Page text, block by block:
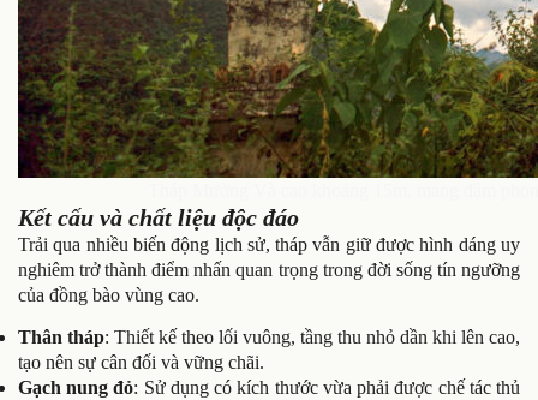
Kết cấu và chất liệu độc đáo
Trải qua nhiều biến động lịch sử, tháp vẫn giữ được hình dáng uy
nghiêm trở thành điểm nhấn quan trọng trong đời sống tín ngưỡng
của đồng bào vùng cao.
Thân tháp: Thiết kế theo lối vuông, tầng thu nhỏ dần khi lên cao,
tạo nên sự cân đối và vững chãi.
Gạch nung đỏ: Sử dụng có kích thước vừa phải được chế tác thủ